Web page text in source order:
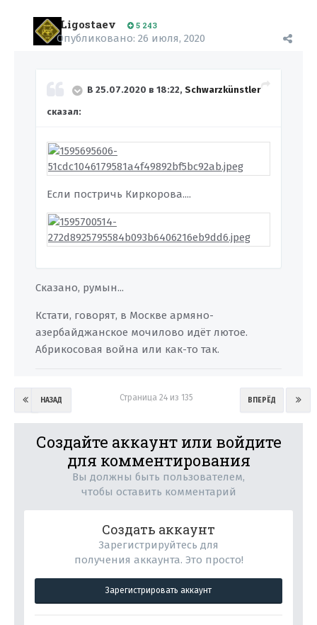
Ligostaev 5 243
Опубликовано: 26 июля, 2020
В 25.07.2020 в 18:22, Schwarzkünstler
сказал:
Если постричь Киркорова....
Сказано, румын...
Кстати, говорят, в Москве армяно-
азербайджанское мочилово идёт лютое.
Абрикосовая война или как-то так.
НАЗАД ВПЕРЁД
Страница 24 из 135
Создайте аккаунт или войдите
для комментирования
Вы должны быть пользователем,
чтобы оставить комментарий
Создать аккаунт
Зарегистрируйтесь для
получения аккаунта. Это просто!
Зарегистрировать аккаунт